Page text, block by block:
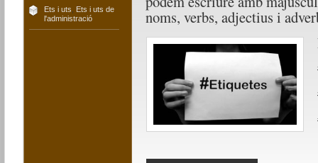
Ets i uts
Ets i uts de
l'administració
noms, verbs, adjectius i